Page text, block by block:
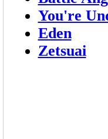
You're
Eden
Zetsuai